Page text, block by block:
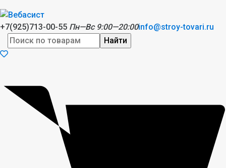
+7(925)713-00-55 Пн—Вс 9:00—20:00info@stroy-tovari.ru
Найти